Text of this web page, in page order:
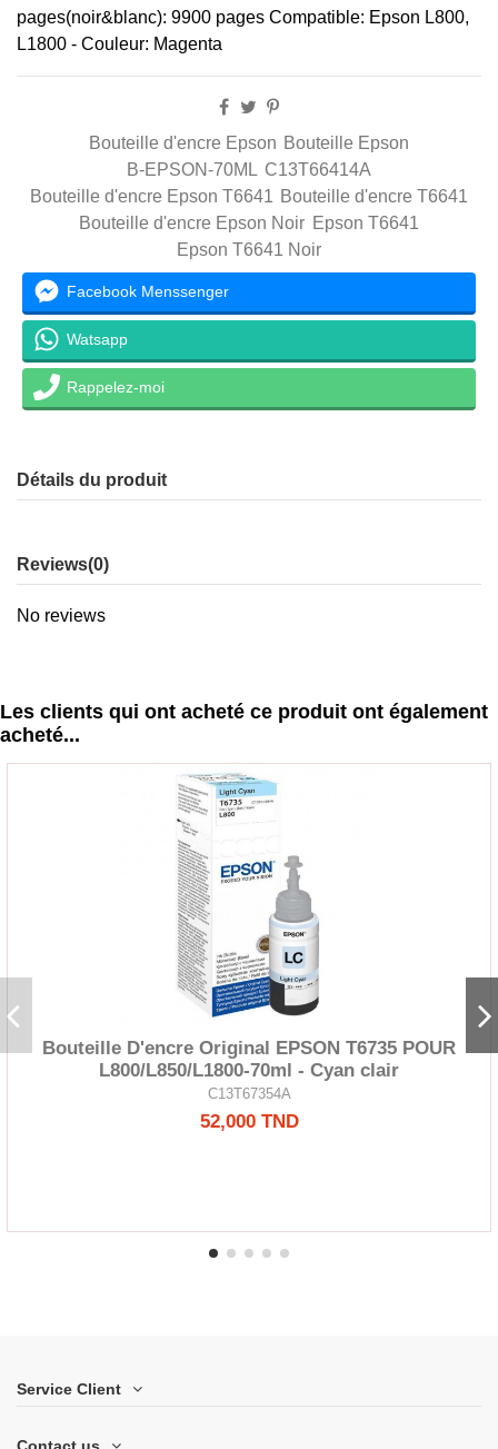
pages(noir&blanc): 9900 pages Compatible: Epson L800,
L1800 - Couleur: Magenta
Bouteille d'encre Epson Bouteille Epson
B-EPSON-70ML C13T66414A
Bouteille d'encre Epson T6641 Bouteille d'encre T6641
Bouteille d'encre Epson Noir Epson T6641
Epson T6641 Noir
Facebook Menssenger
Watsapp
Rappelez-moi
Détails du produit
Reviews(0)
No reviews
Les clients qui ont acheté ce produit ont également
acheté...
Bouteille D'encre Original EPSON T6735 POUR
L800/L850/L1800-70ml - Cyan clair
C13T67354A
52,000 TND
Service Client